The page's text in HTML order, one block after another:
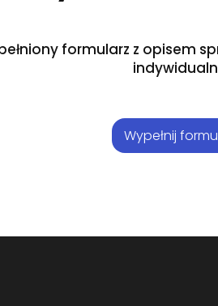
formularz z opisem
Wypełnij